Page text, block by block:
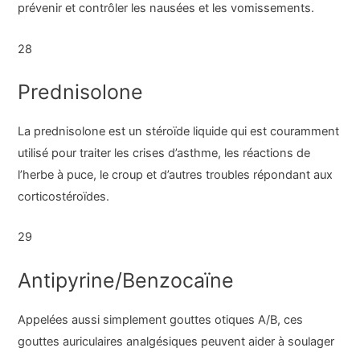
prévenir et contrôler les nausées et les vomissements.
28
Prednisolone
La prednisolone est un stéroïde liquide qui est couramment
utilisé pour traiter les crises d’asthme, les réactions de
l’herbe à puce, le croup et d’autres troubles répondant aux
corticostéroïdes.
29
Antipyrine/Benzocaïne
Appelées aussi simplement gouttes otiques A/B, ces
gouttes auriculaires analgésiques peuvent aider à soulager